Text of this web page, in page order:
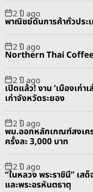
2 ปี ago
พาณิชย์ดันการค้าทั่วประ
2 ปี ago
Northern Thai
2 ปี ago
เปิดแล้ว! งาน ‘เมืองเก่า
เก่าจังหวัดระยอง
2 ปี ago
พม.ออกหลักเกณฑ์สงเคร
ครั้งละ 3,000 บาท
2 ปี ago
“ในหลวง พระราชินี” เส
และพระอรหันตธาตุ